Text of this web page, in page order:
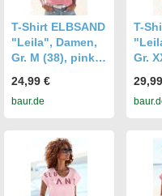
T-Shirt, aus
weichem Jersey,
Kurzarmshirt,
sportlich und
Topseller
T-
T-Shirt ELBSAND
"Leila", Damen,
Gr. M (38), pink,
Obermaterial:
50% Baumwolle,
figurumspielend
hüftlang,
Rundhals,
24,99 €
baur.de
T-
Gr.
50%